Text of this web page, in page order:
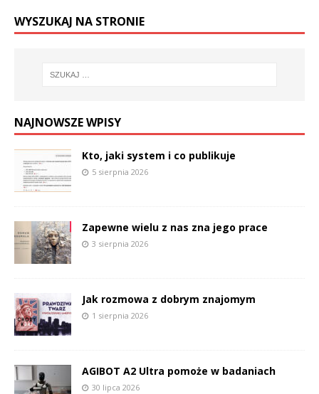
WYSZUKAJ NA STRONIE
NAJNOWSZE WPISY
Kto, jaki system i co publikuje
5 sierpnia 2026
Zapewne wielu z nas zna jego prace
3 sierpnia 2026
Jak rozmowa z dobrym znajomym
1 sierpnia 2026
AGIBOT A2 Ultra pomoże w badaniach
30 lipca 2026